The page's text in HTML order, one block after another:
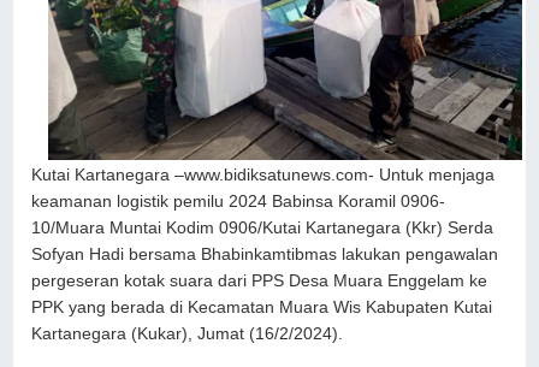
Kutai Kartanegara –www.bidiksatunews.com- Untuk menjaga
keamanan logistik pemilu 2024 Babinsa Koramil 0906-
10/Muara Muntai Kodim 0906/Kutai Kartanegara (Kkr) Serda
Sofyan Hadi bersama Bhabinkamtibmas lakukan pengawalan
pergeseran kotak suara dari PPS Desa Muara Enggelam ke
PPK yang berada di Kecamatan Muara Wis Kabupaten Kutai
Kartanegara (Kukar), Jumat (16/2/2024).